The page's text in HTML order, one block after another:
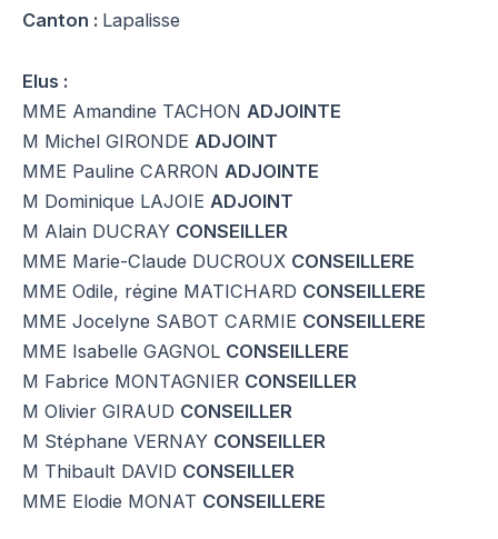
Canton : Lapalisse
Elus :
MME Amandine TACHON ADJOINTE
M Michel GIRONDE ADJOINT
MME Pauline CARRON ADJOINTE
M Dominique LAJOIE ADJOINT
M Alain DUCRAY CONSEILLER
MME Marie-Claude DUCROUX CONSEILLERE
MME Odile, régine MATICHARD CONSEILLERE
MME Jocelyne SABOT CARMIE CONSEILLERE
MME Isabelle GAGNOL CONSEILLERE
M Fabrice MONTAGNIER CONSEILLER
M Olivier GIRAUD CONSEILLER
M Stéphane VERNAY CONSEILLER
M Thibault DAVID CONSEILLER
MME Elodie MONAT CONSEILLERE